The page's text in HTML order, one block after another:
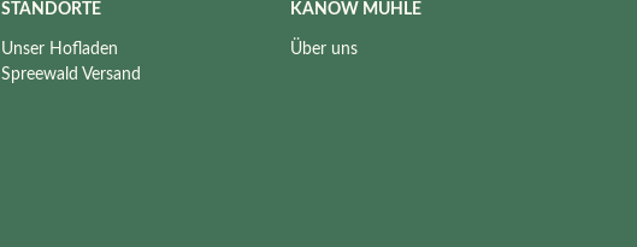
STANDORTE
Unser Hofladen
Spreewald Versand
KANOW MÜHLE
Über uns